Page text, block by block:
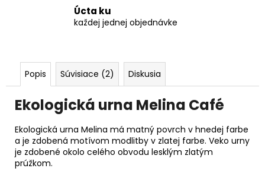
Úcta ku
každej jednej objednávke
Popis Súvisiace (2) Diskusia
Ekologická urna Melina Café
Ekologická urna Melina má matný povrch v hnedej farbe
a je zdobená motívom modlitby v zlatej farbe. Veko urny
je zdobené okolo celého obvodu lesklým zlatým
prúžkom.